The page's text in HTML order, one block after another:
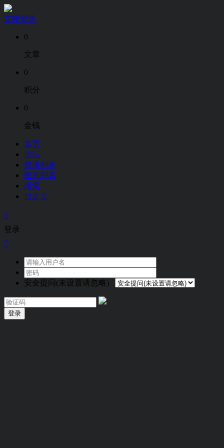
立即登录
0
文章
0
积分
0
金钱
首页
论坛
普通列表
图片列表
搜索
自定义

登录

安全提问(未设置请忽略)
登录